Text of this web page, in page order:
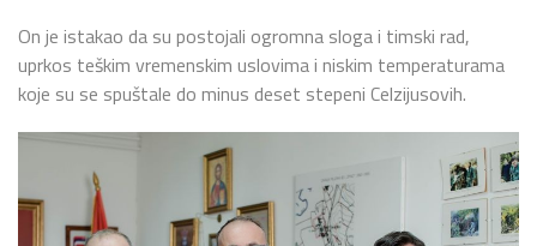
On je istakao da su postojali ogromna sloga i timski rad,
uprkos teškim vremenskim uslovima i niskim temperaturama
koje su se spuštale do minus deset stepeni Celzijusovih.